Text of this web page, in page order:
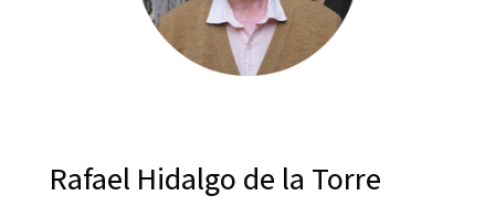
Rafael Hidalgo de la Torre